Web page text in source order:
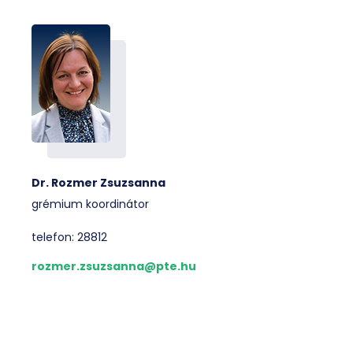
Dr. Rozmer Zsuzsanna
grémium koordinátor
telefon: 28812
rozmer.zsuzsanna@pte.hu